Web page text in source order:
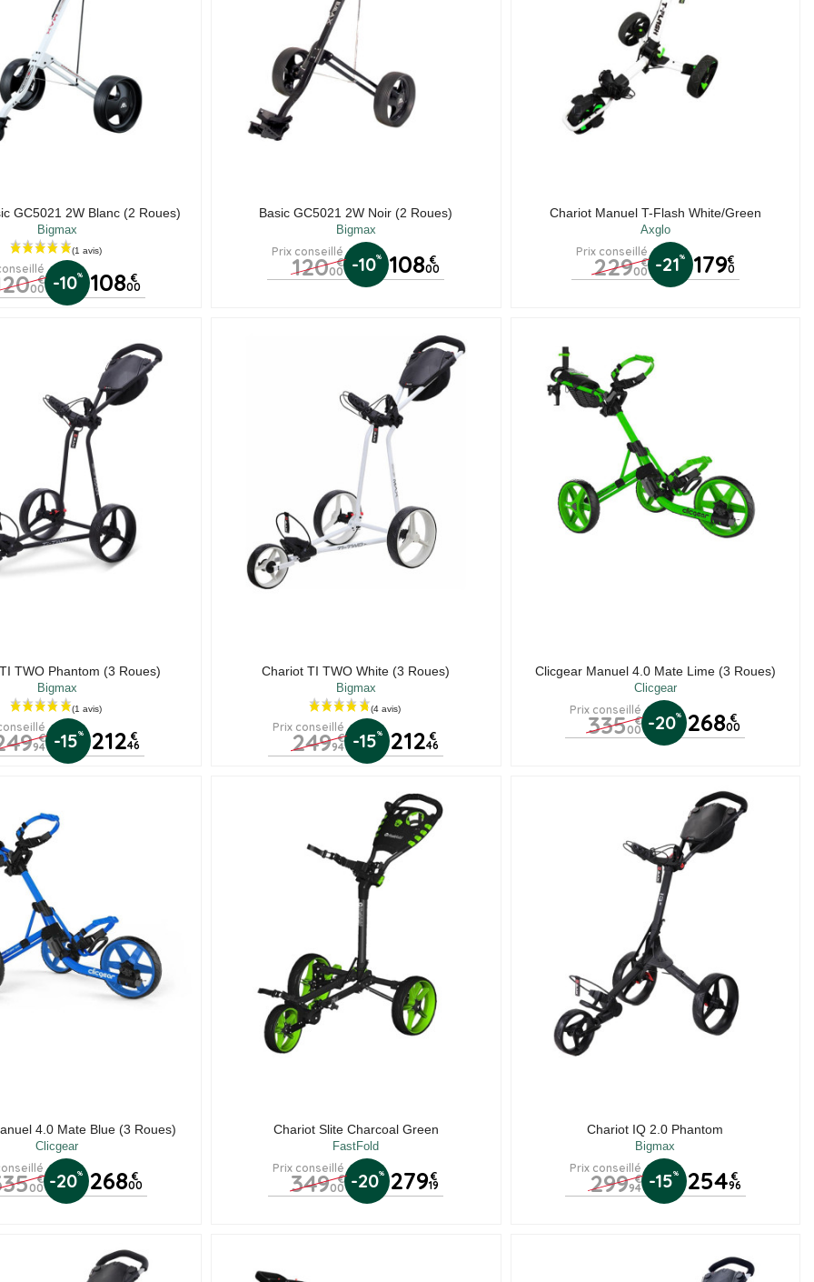
GC5021 2W Blanc (2 Roues)
Bigmax
(1 avis)
€
00 -10% 108 €
00
Basic GC5021 2W Noir (2 Roues)
Bigmax
Prix conseillé
120 €
00 -10% 108 €
00
Chariot Manuel T-Flash White/Green
Axglo
Prix conseillé
229 €
00 -21% 179€
0
TWO Phantom (3 Roues)
Bigmax
€
94 -15% 212 €
46
Chariot TI TWO White (3 Roues)
Bigmax
Prix conseillé
249 €
94 -15% 212 €
46
Clicgear Manuel 4.0 Mate Lime (3 Roues)
Clicgear
Prix conseillé
335 €
00 -20% 268 €
00
4.0 Mate Blue (3 Roues)
Clicgear
€
00 -20% 268 €
00
Chariot Slite Charcoal Green
FastFold
Prix conseillé
349 €
00 -20% 279€
19
Chariot IQ 2.0 Phantom
Bigmax
Prix conseillé
299 €
94 -15% 254 €
96